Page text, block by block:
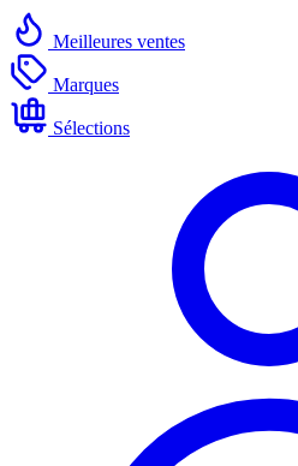
Meilleures ventes
Marques
Sélections